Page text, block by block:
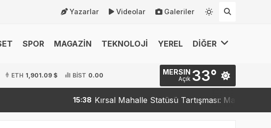
Yazarlar Videolar Galeriler
SPOR MAGAZİN TEKNOLOJİ YEREL DİĞER
ETH 1,901.09 $ BİST 0.00 MERSIN
Açık 33°
15:38 Kırsal Mahalle Statüsü Tartışması: Mahalleler